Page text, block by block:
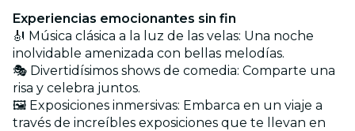
Experiencias emocionantes sin fin
🎻 Música clásica a la luz de las velas: Una noche
inolvidable amenizada con bellas melodías.
🎭 Divertidísimos shows de comedia: Comparte una
risa y celebra juntos.
🖼️ Exposiciones inmersivas: Embarca en un viaje a
través de increíbles exposiciones que te llevan en